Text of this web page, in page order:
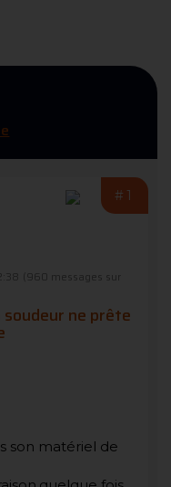
#1
(960 messages sur
soudeur ne prête
son matériel de